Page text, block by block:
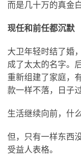
而是几十万的真金
现任和前任都沉默
大卫年轻时结了婚
成了太太的名字。
重新组建了家庭，
款一样不落，日子
生活继续向前，什
但，只有一样东西
受益人表格。